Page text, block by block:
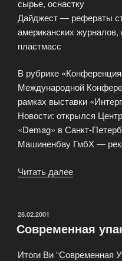
сырье, оснастку
Дайджест — рефераты
американских
пластмасс
В рубрике
Международной
рамках выставки
Новости: открылся
«Demag» в Санкт-
Машиненбау ГмбХ —
Читать далее
ОПУБЛИКОВАНО
28.02.2001
Современная
Итоги Ви “Современная